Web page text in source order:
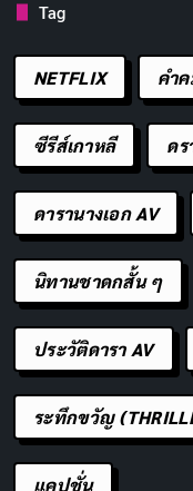
Tag
NETFLIX คำ
ซีรีส์เกาหลี ดร
ดารานางเอก AV
นิทานชาดกสั้น ๆ
ประวัติดารา AV
ระทึกขวัญ
แคปชั่น